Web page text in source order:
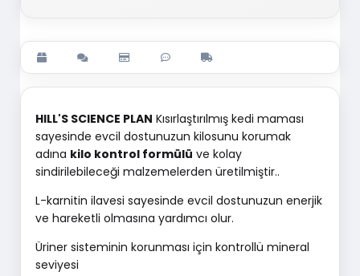
HILL'S SCIENCE PLAN Kısırlaştırılmış kedi maması
sayesinde evcil dostunuzun kilosunu korumak
adına kilo kontrol formülü ve kolay
sindirilebileceği malzemelerden üretilmiştir..
L-karnitin ilavesi sayesinde evcil dostunuzun enerjik
ve hareketli olmasına yardımcı olur.
Üriner sisteminin korunması için kontrollü mineral
seviyesi